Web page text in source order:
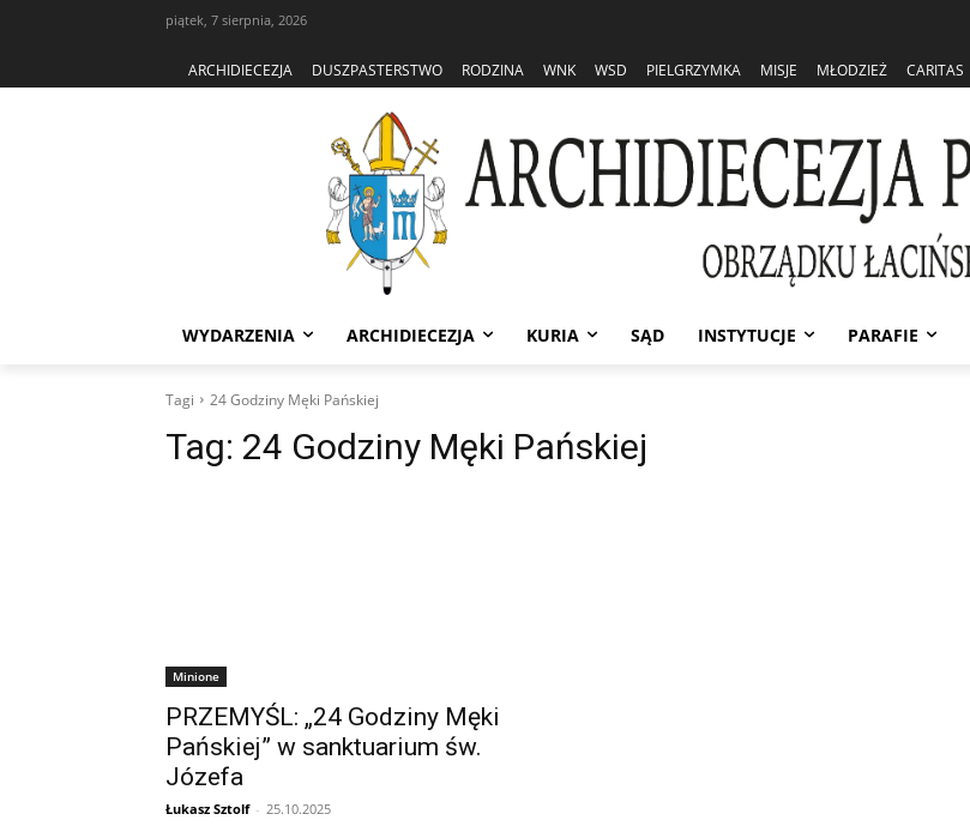
piątek, 7 sierpnia, 2026
ARCHIDIECEZJA DUSZPASTERSTWO RODZINA WNK WSD PIELGRZYMKA MISJE MŁODZIEŻ CARITAS
WYDARZENIA ARCHIDIECEZJA KURIA SĄD INSTYTUCJE PARAFIE
Tagi 24 Godziny Męki Pańskiej
Tag: 24 Godziny Męki Pańskiej
Minione
PRZEMYŚL: „24 Godziny Męki
Pańskiej” w sanktuarium św.
Józefa
Łukasz Sztolf - 25.10.2025